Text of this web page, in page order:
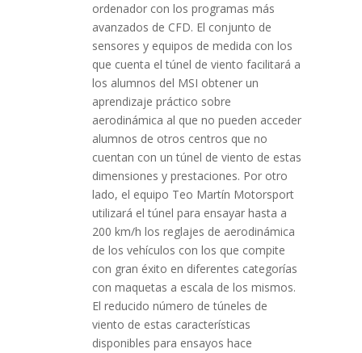
ordenador con los programas más
avanzados de CFD. El conjunto de
sensores y equipos de medida con los
que cuenta el túnel de viento facilitará a
los alumnos del MSI obtener un
aprendizaje práctico sobre
aerodinámica al que no pueden acceder
alumnos de otros centros que no
cuentan con un túnel de viento de estas
dimensiones y prestaciones. Por otro
lado, el equipo Teo Martín Motorsport
utilizará el túnel para ensayar hasta a
200 km/h los reglajes de aerodinámica
de los vehículos con los que compite
con gran éxito en diferentes categorías
con maquetas a escala de los mismos.
El reducido número de túneles de
viento de estas características
disponibles para ensayos hace